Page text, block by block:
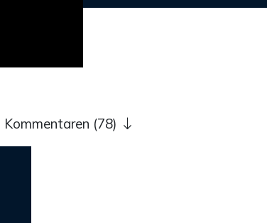
Kommentaren (78)